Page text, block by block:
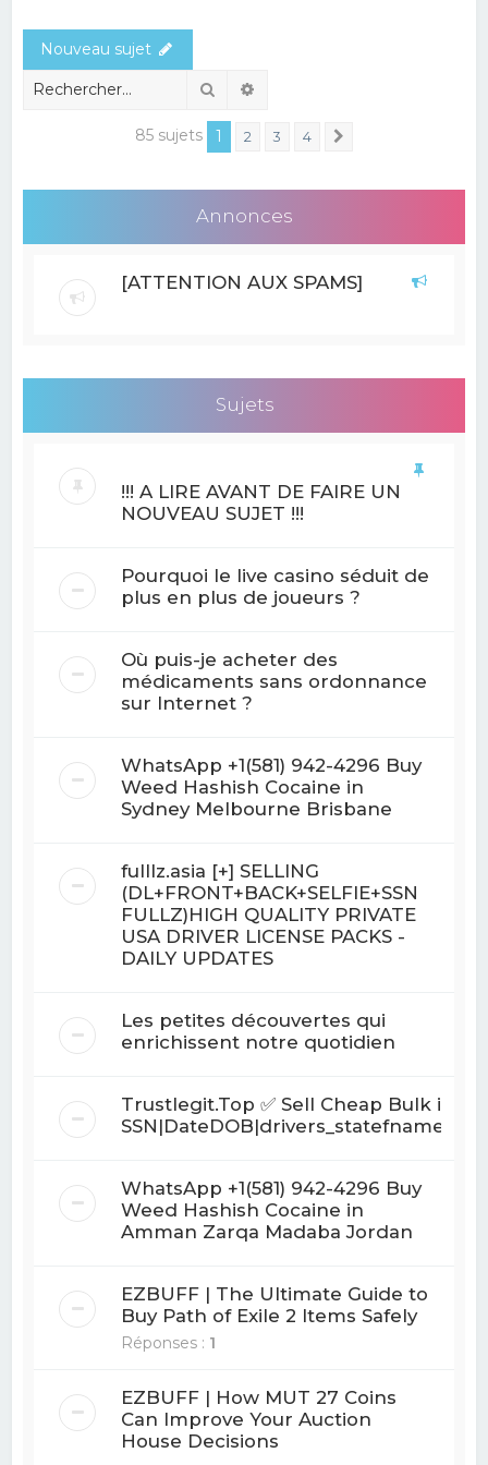
Nouveau sujet
Rechercher
85 sujets 1 2 3 4
Annonces
[ATTENTION AUX SPAMS]
Sujets
!!! A LIRE AVANT DE FAIRE UN
NOUVEAU SUJET !!!
Pourquoi le live casino séduit de
plus en plus de joueurs ?
Où puis-je acheter des
médicaments sans ordonnance
sur Internet ?
WhatsApp +1(581) 942-4296 Buy
Weed Hashish Cocaine in
Sydney Melbourne Brisbane
fulllz.asia [+] SELLING
(DL+FRONT+BACK+SELFIE+SSN
FULLZ)HIGH QUALITY PRIVATE
USA DRIVER LICENSE PACKS -
DAILY UPDATES
Les petites découvertes qui
enrichissent notre quotidien
Trustlegit.Top ✅ Sell Cheap Bulk info
WhatsApp +1(581) 942-4296 Buy
Weed Hashish Cocaine in
Amman Zarqa Madaba Jordan
EZBUFF | The Ultimate Guide to
Buy Path of Exile 2 Items Safely
Réponses : 1
EZBUFF | How MUT 27 Coins
Can Improve Your Auction
House Decisions